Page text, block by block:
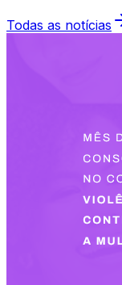
Todas as notícias